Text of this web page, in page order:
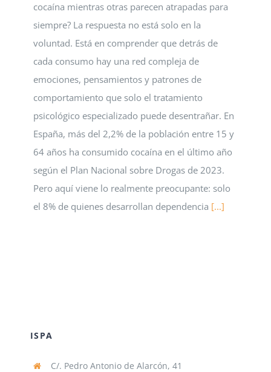
cocaína mientras otras parecen atrapadas para
siempre? La respuesta no está solo en la
voluntad. Está en comprender que detrás de
cada consumo hay una red compleja de
emociones, pensamientos y patrones de
comportamiento que solo el tratamiento
psicológico especializado puede desentrañar. En
España, más del 2,2% de la población entre 15 y
64 años ha consumido cocaína en el último año
según el Plan Nacional sobre Drogas de 2023.
Pero aquí viene lo realmente preocupante: solo
el 8% de quienes desarrollan dependencia [...]
ISPA
C/. Pedro Antonio de Alarcón, 41